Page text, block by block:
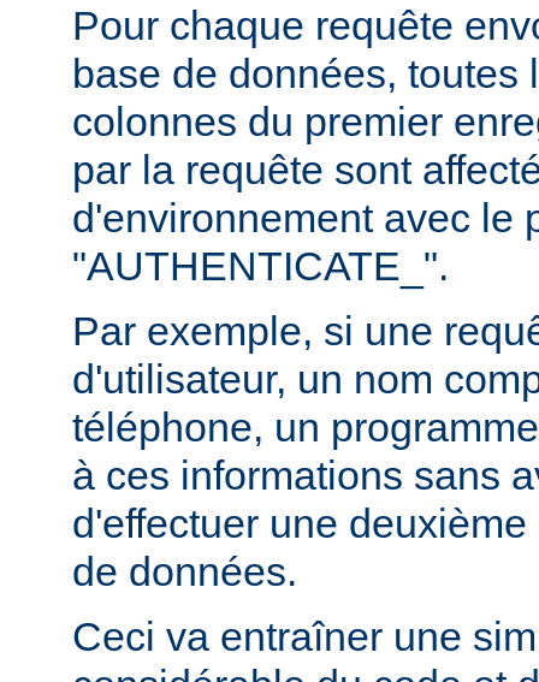
Pour chaque requête
base de données, toutes
colonnes du premier
par la requête sont
d'environnement avec le
"AUTHENTICATE_".
Par exemple, si une
d'utilisateur, un nom
téléphone, un
à ces informations sans
d'effectuer une
de données.
Ceci va entraîner une